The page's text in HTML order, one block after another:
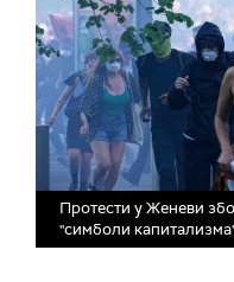
Протести у Женеви
"симболи